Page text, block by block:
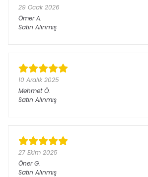
29 Ocak 2026
Ömer A.
Satın Alınmış
10 Aralık 2025
Mehmet Ö.
Satın Alınmış
27 Ekim 2025
ÖnerG.
Satın Alınmış